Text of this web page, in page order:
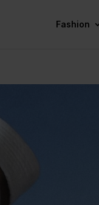
Fashion